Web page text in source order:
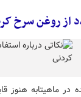
از روغن سرخ
در ماهیتابه هنوز